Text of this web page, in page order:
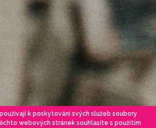
k poskytování svých služeb soubory
webových stránek souhlasíte s použitím